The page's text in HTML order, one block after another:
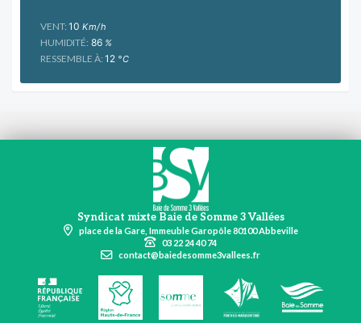
VENT: 10 Km/h
HUMIDITÉ: 86 %
RESSEMBLE À: 12 °C
Syndicat mixte Baie de Somme 3 Vallées
place de la Gare, Immeuble Garopôle 80100 Abbeville
03 22 24 40 74
contact@baiedesomme3vallees.fr